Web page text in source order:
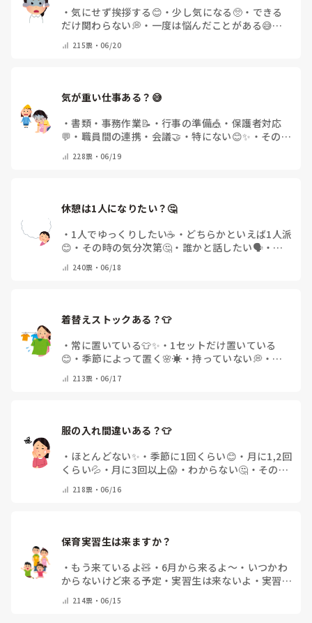
・気にせず挨拶する😊 ・少し気になる🥺 ・ できる
だけ関わらない💭 ・ 一度は悩んだことがある😅・
そのような人はいない✨
てください)
215票・06/20
気が重い仕事ある？😅
・書類・事務作業📝 ・ 行事の準備🎪 ・ 保護者対応
💬 ・ 職員間の連携・会議🤝 ・特にない😊✨ ・ その他
(コメントで教えてください)
228票・06/19
休憩は1人になりたい？🤔
・ 1人でゆっくりしたい☕ ・ どちらかといえば1人派
😊 ・ その時の気分次第🤔 ・ 誰かと話したい🗣️・ み
んなでワイワイ派😆🎉
ください)
240票・06/18
着替えストックある？👕
・ 常に置いている👕✨ ・ 1セットだけ置いている
😊 ・ 季節によって置く🌸☀️ ・持っていない💭 ・ 必
要な時だけ持参👜
213票・06/17
服の入れ間違いある？👕
・ ほとんどない✨ ・ 季節に1回くらい😊 ・ 月に1,2回
くらい💦 ・ 月に3回以上😱 ・ わからない🤔 ・ その他
(コメントで教えてください)
218票・06/16
保育実習生は来ますか？
・ もう来ているよ🧸 ・ 6月から来るよ～ ・ いつかわ
からないけど来る予定 ・ 実習生は来ないよ ・ 実習生
が来るかわからない
さい)
214票・06/15